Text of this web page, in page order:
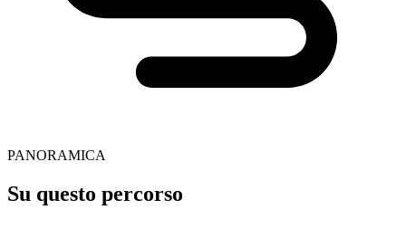
PANORAMICA
Su questo percorso